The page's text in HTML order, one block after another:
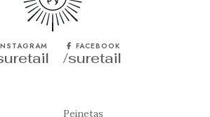
FACEBOOK
/suretail